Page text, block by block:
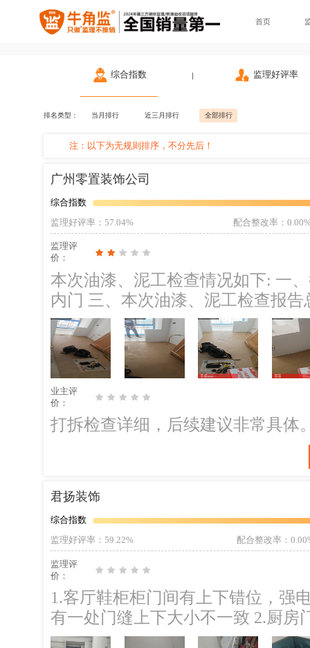
首页
综合指数 监理好评率
排名类型： 当月排行 近三月排行 全部排行
注：以下为无规则排序，不分先后！
广州零置装饰公司
综合指数
监理好评率 ：57.04% 配合整改率 ：
监理评
价：
本次油漆、泥工检查情况如下: 一、往期隐患未整改 二、现场一人施工安装室
内门 三、本次油漆、泥工检查报告总结: 1、厨房，卫生间地砖铺贴后为铺贴保
护膜保护。；整改建议：使用保护
房地砖、卫生间天花与墙之间收口
子进行修补。 后期施工建议： 1、木地板地面平整度，高低误差不应超过
3mm；地面灰层建议使用吸尘器
生不易打理。
业主评
价：
打拆检查详细，后续建议非常具体
君扬装饰
综合指数
监理好评率 ：59.22% 配合整改率：
监理评
价：
1.客厅鞋柜柜门间有上下错位，强
有一处门缝上下大小不一致 2.厨房
门与柜体间缝隙有大小，洗碗机位